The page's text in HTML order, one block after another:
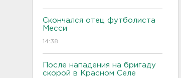
Скончался отец футболиста
Месси
14:38
После нападения на бригаду
скорой в Красном Селе